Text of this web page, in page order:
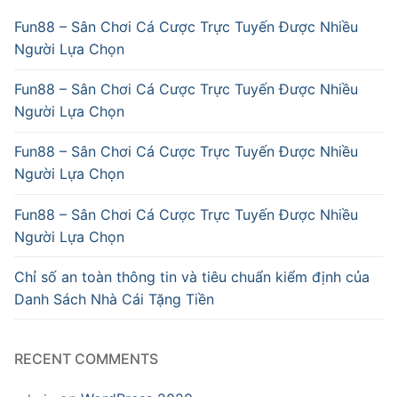
Fun88 – Sân Chơi Cá Cược Trực Tuyến Được Nhiều
Người Lựa Chọn
Fun88 – Sân Chơi Cá Cược Trực Tuyến Được Nhiều
Người Lựa Chọn
Fun88 – Sân Chơi Cá Cược Trực Tuyến Được Nhiều
Người Lựa Chọn
Fun88 – Sân Chơi Cá Cược Trực Tuyến Được Nhiều
Người Lựa Chọn
Chỉ số an toàn thông tin và tiêu chuẩn kiểm định của
Danh Sách Nhà Cái Tặng Tiền
RECENT COMMENTS